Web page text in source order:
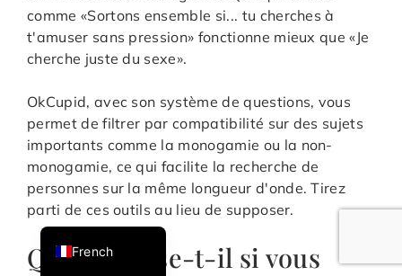
comme «Sortons ensemble si... tu cherches à
t'amuser sans pression» fonctionne mieux que «Je
cherche juste du sexe».
OkCupid, avec son système de questions, vous
permet de filtrer par compatibilité sur des sujets
importants comme la monogamie ou la non-
monogamie, ce qui facilite la recherche de
personnes sur la même longueur d'onde. Tirez
parti de ces outils au lieu de supposer.
Que se passe-t-il si vous
French
English
Portuguese
German
Italian